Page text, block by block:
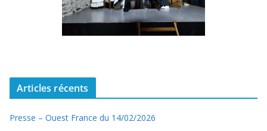
Articles récents
Presse – Ouest France du 14/02/2026